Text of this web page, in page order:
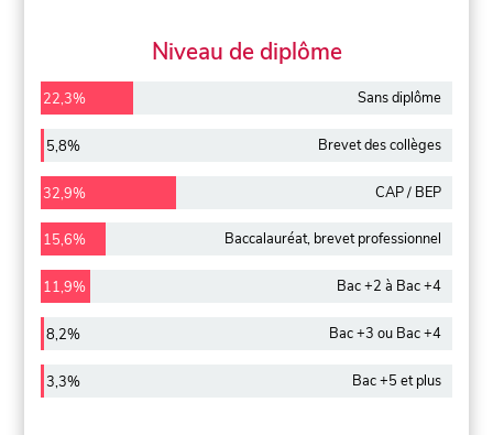
Niveau de diplôme
22,3% Sans diplôme
5,8% Brevet des collèges
32,9% CAP / BEP
15,6% Baccalauréat, brevet professionnel
11,9% Bac +2 à Bac +4
8,2% Bac +3 ou Bac +4
3,3% Bac +5 et plus